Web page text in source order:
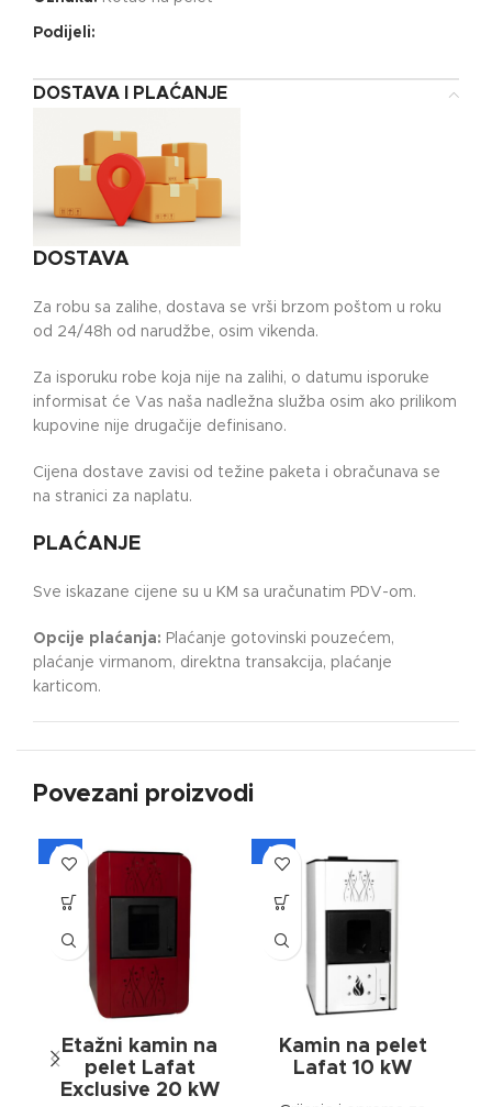
Podijeli:
DOSTAVA I PLAĆANJE
DOSTAVA
Za robu sa zalihe, dostava se vrši brzom poštom u roku
od 24/48h od narudžbe, osim vikenda.
Za isporuku robe koja nije na zalihi, o datumu isporuke
informisat će Vas naša nadležna služba osim ako prilikom
kupovine nije drugačije definisano.
Cijena dostave zavisi od težine paketa i obračunava se
na stranici za naplatu.
PLAĆANJE
Sve iskazane cijene su u KM sa uračunatim PDV-om.
Opcije plaćanja: Plaćanje gotovinski pouzećem,
plaćanje virmanom, direktna transakcija, plaćanje
karticom.
Povezani proizvodi
A+
Etažni kamin na
pelet Lafat
Exclusive 20 kW
A+
Kamin na pelet
Lafat 10 kW